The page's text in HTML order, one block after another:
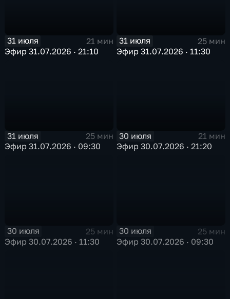
31 июля
21 мин
Эфир 31.07.2026 · 21:10
31 июля
25 мин
Эфир 31.07.2026 · 11:30
31 июля
25 мин
Эфир 31.07.2026 · 09:30
30 июля
21 мин
Эфир 30.07.2026 · 21:20
30 июля
25 мин
Эфир 30.07.2026 · 11:30
30 июля
25 мин
Эфир 30.07.2026 · 09:30